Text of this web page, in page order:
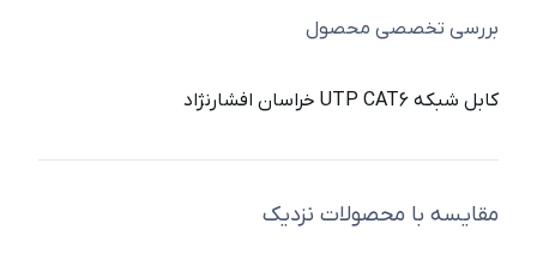
بررسی تخصصی محصول
کابل شبکه UTP CAT6 خراسان افشارنژاد
مقایسه با محصولات نزدیک